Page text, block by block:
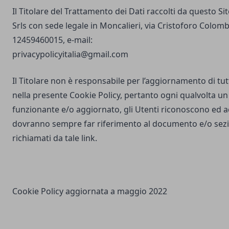
Il Titolare del Trattamento dei Dati raccolti da questo
Srls con sede legale in Moncalieri, via Cristoforo
12459460015, e-mail:
privacypolicyitalia@gmail.com
Il Titolare non è responsabile per l’aggiornamento di
nella presente Cookie Policy, pertanto ogni qualvolta
funzionante e/o aggiornato, gli Utenti riconoscono ed
dovranno sempre far riferimento al documento e/o
richiamati da tale link.
Cookie Policy aggiornata a maggio 2022